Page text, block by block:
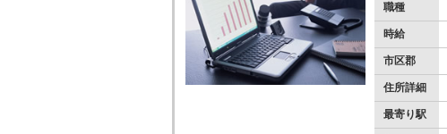
職種
時給
市区郡
住所詳細
最寄り駅